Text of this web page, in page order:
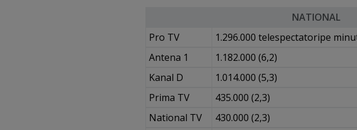
NATIONAL
Pro TV
1.296.000 telespectatoripe
Antena 1
1.182.000 (6,2)
Kanal D
1.014.000 (5,3)
Prima TV
435.000 (2,3)
National TV
430.000 (2,3)